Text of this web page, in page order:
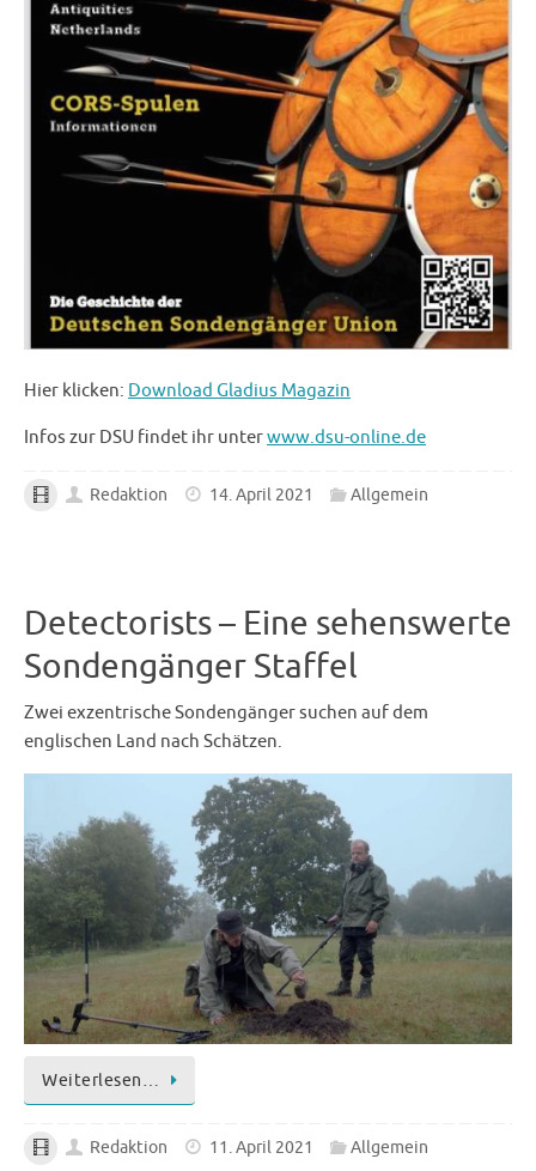
Hier klicken: Download Gladius Magazin
Infos zur DSU findet ihr unterwww.dsu-online.de
Redaktion 14. April 2021 Allgemein
Detectorists – Eine sehenswerte
Sondengänger Staffel
Zwei exzentrische Sondengänger suchen auf dem
englischen Land nach Schätzen.
Weiterlesen…
Redaktion 11. April 2021 Allgemein